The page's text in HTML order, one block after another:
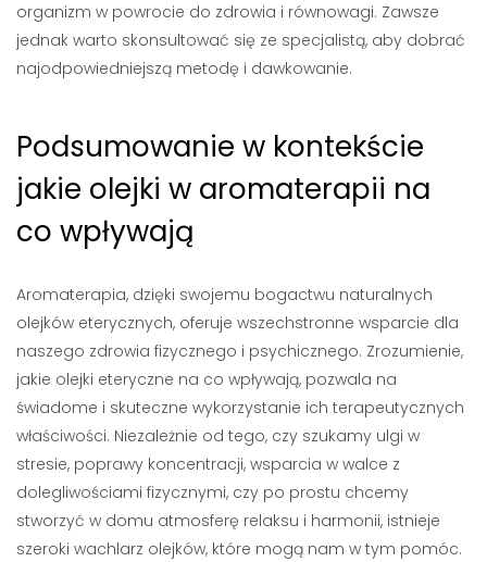
organizm w powrocie do zdrowia i równowagi. Zawsze
jednak warto skonsultować się ze specjalistą, aby dobrać
najodpowiedniejszą metodę i dawkowanie.
Podsumowanie w kontekście
jakie olejki w aromaterapii na
co wpływają
Aromaterapia, dzięki swojemu bogactwu naturalnych
olejków eterycznych, oferuje wszechstronne wsparcie dla
naszego zdrowia fizycznego i psychicznego. Zrozumienie,
jakie olejki eteryczne na co wpływają, pozwala na
świadome i skuteczne wykorzystanie ich terapeutycznych
właściwości. Niezależnie od tego, czy szukamy ulgi w
stresie, poprawy koncentracji, wsparcia w walce z
dolegliwościami fizycznymi, czy po prostu chcemy
stworzyć w domu atmosferę relaksu i harmonii, istnieje
szeroki wachlarz olejków, które mogą nam w tym pomóc.